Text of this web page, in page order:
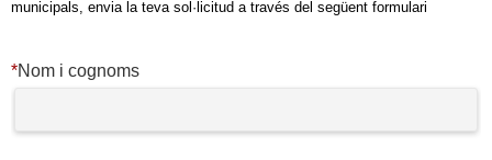
municipals, envia la teva sol·licitud a través del següent formulari
*Nom i cognoms